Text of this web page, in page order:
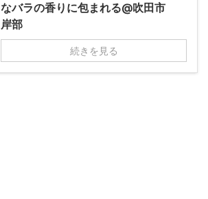
なバラの香りに包まれる@吹田市
岸部
続きを見る